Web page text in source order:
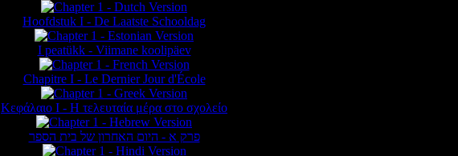
Hoofdstuk I - De Laatste Schooldag
I peatükk - Viimane koolipäev
Chapitre I - Le Dernier Jour d'École
Κεφάλαιο Ι - Η τελευταία μέρα στο σχολείο
פרק א - היום האחרון של בית הספר